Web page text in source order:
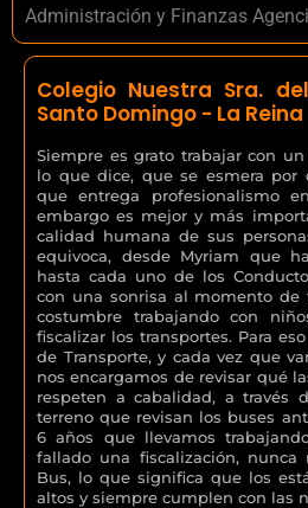
Administración y Finanzas
Colegio Nuestra Sra.
Santo Domingo - La Reina
Siempre es grato trabajar con
lo que dice, que se esmera por
que entrega profesionalismo
embargo es mejor y más
calidad humana de sus
equivoca, desde Myriam que
hasta cada uno de los
con una sonrisa al momento de
costumbre trabajando con
fiscalizar los transportes. Para
de Transporte, y cada vez que
nos encargamos de revisar qué
respeten a cabalidad, a través
terreno que revisan los buses
6 años que llevamos
fallado una fiscalización, nunca
Bus, lo que significa que los
altos y siempre cumplen con las